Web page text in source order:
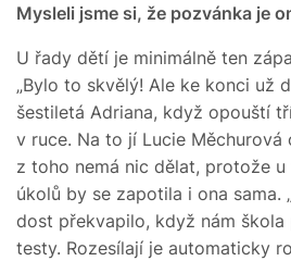
Mysleli jsme si, že pozvánka je
U řady dětí je minimálně ten
„Bylo to skvělý! Ale ke konci už
šestiletá Adriana, když opouští
v ruce. Na to jí Lucie Měchurová
z toho nemá nic dělat, protože
úkolů by se zapotila i ona sama.
dost překvapilo, když nám škola
testy. Rozesílají je automaticky